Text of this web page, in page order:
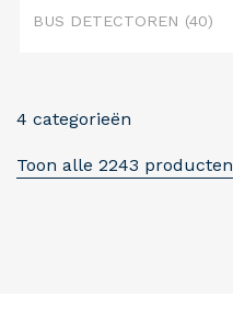
BUS DETECTOREN (40)
4 categorieën
Toon alle 2243 producten